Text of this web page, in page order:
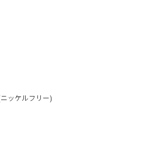
ッケルフリー)